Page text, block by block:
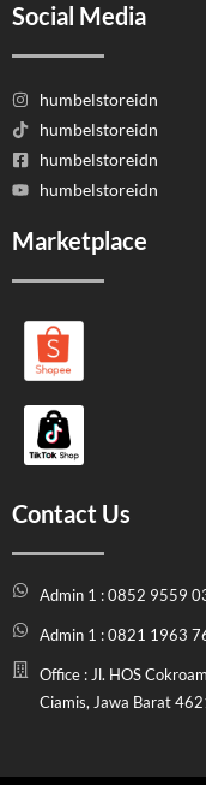
Social Media
humbelstoreidn
humbelstoreidn
humbelstoreidn
humbelstoreidn
Marketplace
Contact Us
Admin 1 : 0852 9559
Admin 1 : 0821 1963
Office : Jl. HOS
Ciamis, Jawa Barat